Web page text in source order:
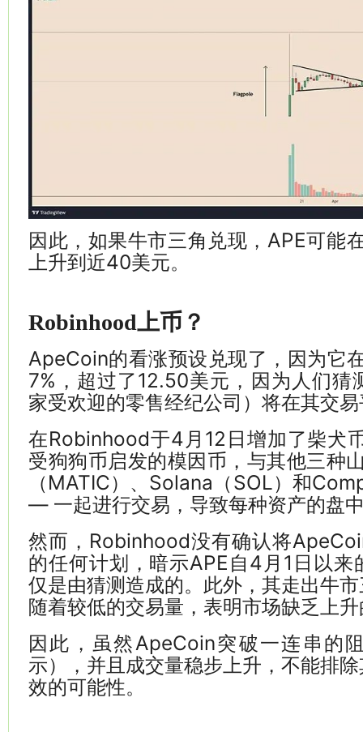
因此，如果牛市三角兑现，APE可能
上升到近40美元。
Robinhood上币？
ApeCoin的看涨预设兑现了，因为它
7%，超过了12.50美元，因为人们猜
家受欢迎的零售经纪公司）将在其交
在Robinhood于4月12日增加了柴犬
受狗狗币启发的模因币，与其他三
（MATIC）、Solana（SOL）和
— 一起进行交易，导致每种资产的盘
然而，Robinhood没有确认将
的任何计划，暗示APE自4月1日以来
仅是由猜测造成的。此外，其走出牛
随着较低的交易量，表明市场缺乏上
因此，虽然ApeCoin突破一连串的
示），并且成交量稳步上升，不能排
效的可能性。